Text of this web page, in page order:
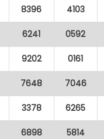
8396 4103
6241 0592
9202 0161
7648 7046
3378 6265
6898 5814